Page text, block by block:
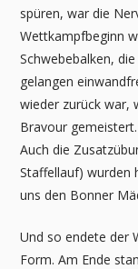
spüren, war die
Wettkampfbeginn
Schwebebalken,
gelangen
wieder zurück war,
Bravour gemeistert.
Auch die
Staffellauf) wurden
uns den Bonner
Und so endete der
Form. Am Ende